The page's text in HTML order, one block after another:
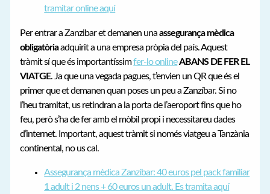
tramitar online aquí
Per entrar a Zanzibar et demanen unaassegurança mèdica
obligatòriaadquirit a una empresa pròpia del país. Aquest
tràmit sí que és importantíssimfer-lo onlineABANS DE FER EL
VIATGE. Ja que una vegada pagues, t’envien un QR que és el
primer que et demanen quan poses un peu a Zanzíbar. Si no
l’heu tramitat, us retindran a la porta de l’aeroport fins que ho
feu, però s’ha de fer amb el mòbil propi i necessitareu dades
d’internet. Important, aquest tràmit si només viatgeu a Tanzània
continental, no us cal.
Assegurança mèdica Zanzíbar: 40 euros pel pack familiar
1 adult i 2 nens + 60 euros un adult. Es tramita aquí